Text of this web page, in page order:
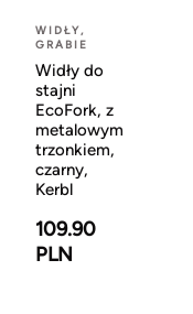
WIDŁY,
GRABIE
Widły do
stajni
EcoFork, z
metalowym
trzonkiem,
czarny,
Kerbl
109.90
PLN